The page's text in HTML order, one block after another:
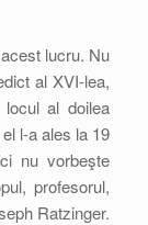
lucru. Nu
al XVI-lea,
al doilea
l-a ales la 19
nu vorbeşte
profesorul,
Ratzinger.